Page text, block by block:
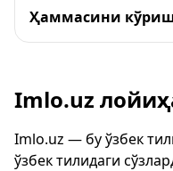
Ҳаммасини
Imlo.uz
Imlo.uz — бу ўзбек
ўзбек тилидаги